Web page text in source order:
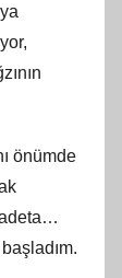
önümde
adeta…